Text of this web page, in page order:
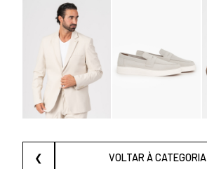
❮ VOLTAR À CATEGORIA